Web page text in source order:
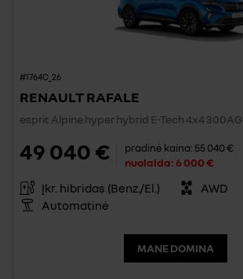
#1764C_26
RENAULT RAFALE
esprit Alpine hyper hybrid E-Tech 4x4 300AG
49 040 € pradinė kaina: 55 040 €
nuolaida:6 000 €
Įkr. hibridas (Benz./El.)
AWD
Automatinė
MANE DOMINA